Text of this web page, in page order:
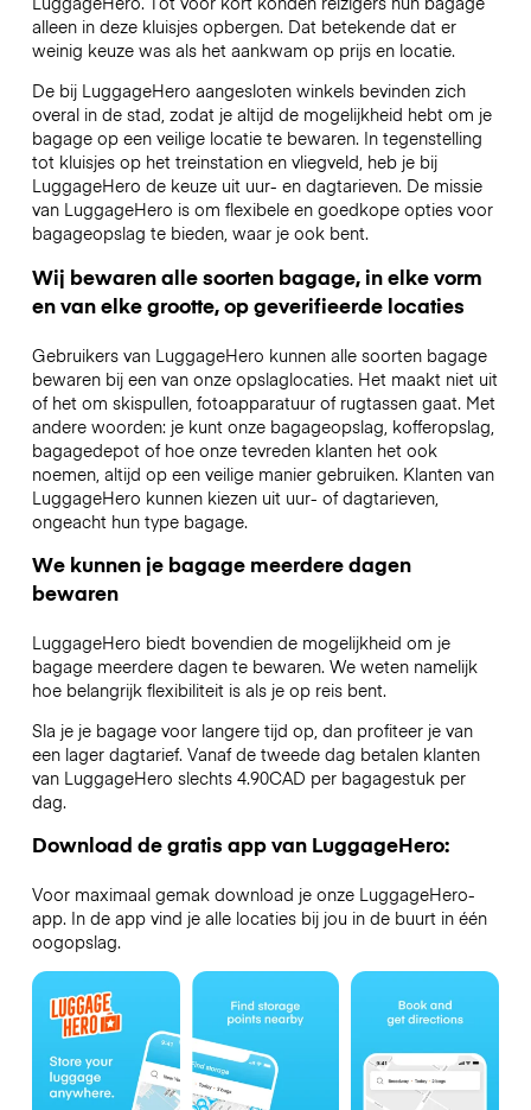
alleen in deze kluisjes opbergen. Dat betekende dat er
weinig keuze was als het aankwam op prijs en locatie.
De bij LuggageHero aangesloten winkels bevinden zich
overal in de stad, zodat je altijd de mogelijkheid hebt om je
bagage op een veilige locatie te bewaren. In tegenstelling
tot kluisjes op het treinstation en vliegveld, heb je bij
LuggageHero de keuze uit uur- en dagtarieven. De missie
van LuggageHero is om flexibele en goedkope opties voor
bagageopslag te bieden, waar je ook bent.
Wij bewaren alle soorten bagage, in elke vorm
en van elke grootte, op geverifieerde locaties
Gebruikers van LuggageHero kunnen alle soorten bagage
bewaren bij een van onze opslaglocaties. Het maakt niet uit
of het om skispullen, fotoapparatuur of rugtassen gaat. Met
andere woorden: je kunt onze bagageopslag, kofferopslag,
bagagedepot of hoe onze tevreden klanten het ook
noemen, altijd op een veilige manier gebruiken. Klanten van
LuggageHero kunnen kiezen uit uur- of dagtarieven,
ongeacht hun type bagage.
We kunnen je bagage meerdere dagen
bewaren
LuggageHero biedt bovendien de mogelijkheid om je
bagage meerdere dagen te bewaren. We weten namelijk
hoe belangrijk flexibiliteit is als je op reis bent.
Sla je je bagage voor langere tijd op, dan profiteer je van
een lager dagtarief. Vanaf de tweede dag betalen klanten
van LuggageHero slechts 4.90CAD per bagagestuk per
dag.
Download de gratis app van LuggageHero:
Voor maximaal gemak download je onze LuggageHero-
app. In de app vind je alle locaties bij jou in de buurt in één
oogopslag.